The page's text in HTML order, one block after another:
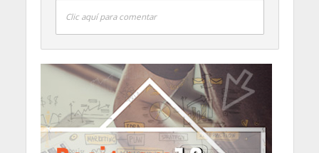
Clic aquí para comentar